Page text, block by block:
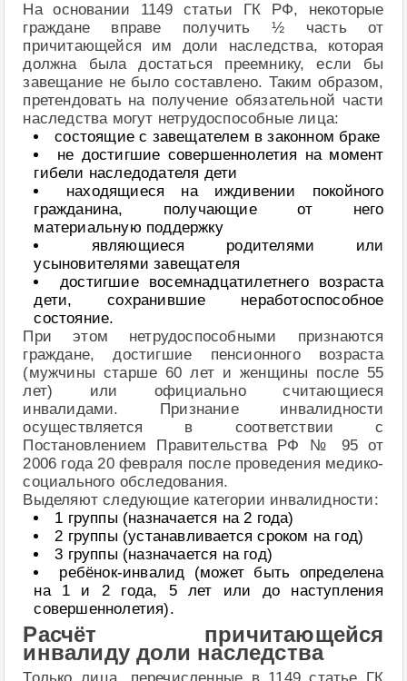
На основании 1149 статьи ГК РФ, некоторые
граждане вправе получить ½ часть от
причитающейся им доли наследства, которая
должна была достаться преемнику, если бы
завещание не было составлено. Таким образом,
претендовать на получение обязательной части
наследства могут нетрудоспособные лица:
состоящие с завещателем в законном браке
не достигшие совершеннолетия на момент
гибели наследодателя дети
находящиеся на иждивении покойного
гражданина, получающие от него
материальную поддержку
являющиеся родителями или
усыновителями завещателя
достигшие восемнадцатилетнего возраста
дети, сохранившие неработоспособное
состояние.
При этом нетрудоспособными признаются
граждане, достигшие пенсионного возраста
(мужчины старше 60 лет и женщины после 55
лет) или официально считающиеся
инвалидами. Признание инвалидности
осуществляется в соответствии с
Постановлением Правительства РФ № 95 от
2006 года 20 февраля после проведения медико-
социального обследования.
Выделяют следующие категории инвалидности:
1 группы (назначается на 2 года)
2 группы (устанавливается сроком на год)
3 группы (назначается на год)
ребёнок-инвалид (может быть определена
на 1 и 2 года, 5 лет или до наступления
совершеннолетия).
Расчёт причитающейся
инвалиду доли наследства